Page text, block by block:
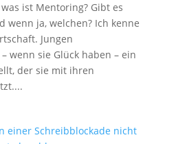
ist Mentoring? Gibt es
wenn ja, welchen? Ich kenne
Jungen
wenn sie Glück haben – ein
der sie mit ihren